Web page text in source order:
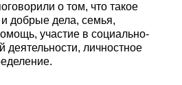
о том, что такое
и добрые дела, семья,
участие в социально-
деятельности, личностное